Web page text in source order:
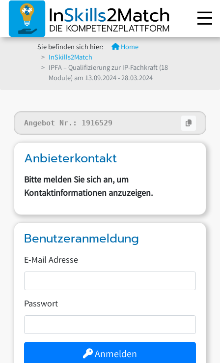
Sie befinden sich hier:
Home
InSkills2Match
IPFA – Qualifizierung zur IP-Fachkraft (18
Module) am 13.09.2024 - 28.03.2024
Angebot Nr.: 1916529
Anbieterkontakt
Bitte melden Sie sich an, um
Kontaktinformationen anzuzeigen.
Benutzeranmeldung
E-Mail Adresse
Passwort
Anmelden